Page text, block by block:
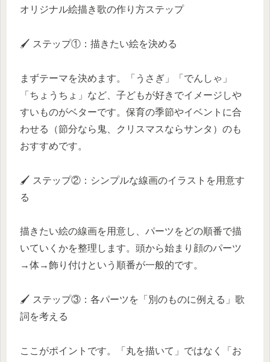
オリジナル絵描き歌の作り方ステップ
🖌️ ステップ①：描きたい絵を決める
まずテーマを決めます。「うさぎ」「でんしゃ」
「ちょうちょ」など、子どもが好きでイメージしや
すいものがベターです。保育の季節やイベントに合
わせる（節分なら鬼、クリスマスならサンタ）のも
おすすめです。
🖌️ ステップ②：シンプルな線画のイラストを用意す
る
描きたい絵の線画を用意し、パーツをどの順番で描
いていくかを整理します。頭から始まり顔のパーツ
→体→飾り付けという順番が一般的です。
🖌️ ステップ③：各パーツを「別のものに例える」歌
詞を考える
ここがポイントです。「丸を描いて」ではなく「お